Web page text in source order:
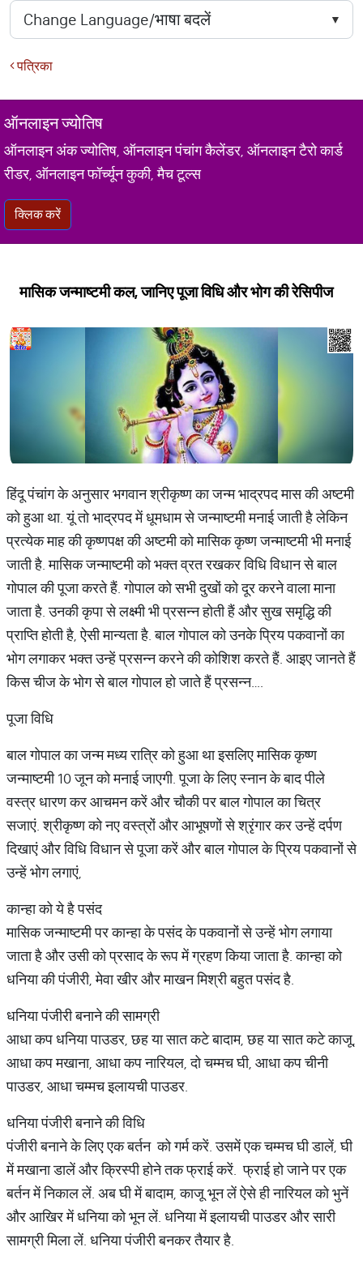
पत्रिका
ऑनलाइन ज्योतिष
ऑनलाइन अंक ज्योतिष, ऑनलाइन पंचांग कैलेंडर, ऑनलाइन टैरो कार्ड
रीडर, ऑनलाइन फॉर्च्यून कुकी, मैच टूल्स
क्लिक करें
मासिक जन्माष्टमी कल, जानिए पूजा विधि और भोग की रेसिपीज
हिंदू पंचांग के अनुसार भगवान श्रीकृष्ण का जन्म भाद्रपद मास की अष्टमी
को हुआ था. यूं तो भाद्रपद में धूमधाम से जन्माष्टमी मनाई जाती है लेकिन
प्रत्येक माह की कृष्णपक्ष की अष्टमी को मासिक कृष्ण जन्माष्टमी भी मनाई
जाती है. मासिक जन्माष्टमी को भक्त व्रत रखकर विधि विधान से बाल
गोपाल की पूजा करते हैं. गोपाल को सभी दुखों को दूर करने वाला माना
जाता है. उनकी कृपा से लक्ष्मी भी प्रसन्न होती हैं और सुख समृद्धि की
प्राप्ति होती है, ऐसी मान्यता है. बाल गोपाल को उनके प्रिय पकवानों का
भोग लगाकर भक्त उन्हें प्रसन्न करने की कोशिश करते हैं. आइए जानते हैं
किस चीज के भोग से बाल गोपाल हो जाते हैं प्रसन्न….
पूजा विधि
बाल गोपाल का जन्म मध्य रात्रि को हुआ था इसलिए मासिक कृष्ण
जन्माष्टमी 10 जून को मनाई जाएगी. पूजा के लिए स्नान के बाद पीले
वस्त्र धारण कर आचमन करें और चौकी पर बाल गोपाल का चित्र
सजाएं. श्रीकृष्ण को नए वस्त्रों और आभूषणों से श्रृंगार कर उन्हें दर्पण
दिखाएं और विधि विधान से पूजा करें और बाल गोपाल के प्रिय पकवानों से
उन्हें भोग लगाएं,
कान्हा को ये है पसंद
मासिक जन्माष्टमी पर कान्हा के पसंद के पकवानों से उन्हें भोग लगाया
जाता है और उसी को प्रसाद के रूप में ग्रहण किया जाता है. कान्हा को
धनिया की पंजीरी, मेवा खीर और माखन मिश्री बहुत पसंद है.
धनिया पंजीरी बनाने की सामग्री
आधा कप धनिया पाउडर, छह या सात कटे बादाम, छह या सात कटे काजू,
आधा कप मखाना, आधा कप नारियल, दो चम्मच घी, आधा कप चीनी
पाउडर, आधा चम्मच इलायची पाउडर.
धनिया पंजीरी बनाने की विधि
पंजीरी बनाने के लिए एक बर्तन को गर्म करें. उसमें एक चम्मच घी डालें, घी
में मखाना डालें और क्रिस्पी होने तक फ्राई करें. फ्राई हो जाने पर एक
बर्तन में निकाल लें. अब घी में बादाम, काजू भून लें ऐसे ही नारियल को भुनें
और आखिर में धनिया को भून लें. धनिया में इलायची पाउडर और सारी
सामग्री मिला लें. धनिया पंजीरी बनकर तैयार है.